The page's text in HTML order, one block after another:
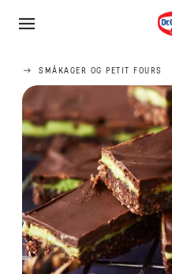
SMÅKAGER OG PETIT FOURS